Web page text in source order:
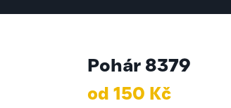
Pohár 8379
od 150 Kč